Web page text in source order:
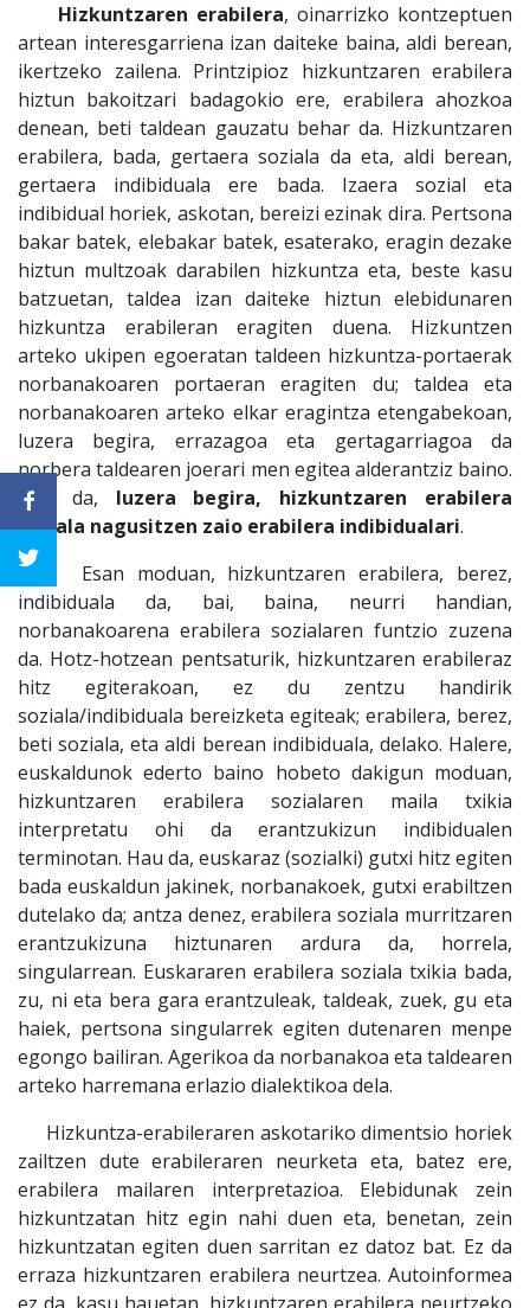
Hizkuntzaren erabilera, oinarrizko kontzeptuen
artean interesgarriena izan daiteke baina, aldi berean,
ikertzeko zailena. Printzipioz hizkuntzaren erabilera
hiztun bakoitzari badagokio ere, erabilera ahozkoa
denean, beti taldean gauzatu behar da. Hizkuntzaren
erabilera, bada, gertaera soziala da eta, aldi berean,
gertaera indibiduala ere bada. Izaera sozial eta
indibidual horiek, askotan, bereizi ezinak dira. Pertsona
bakar batek, elebakar batek, esaterako, eragin dezake
hiztun multzoak darabilen hizkuntza eta, beste kasu
batzuetan, taldea izan daiteke hiztun elebidunaren
hizkuntza erabileran eragiten duena. Hizkuntzen
arteko ukipen egoeratan taldeen hizkuntza-portaerak
norbanakoaren portaeran eragiten du; taldea eta
norbanakoaren arteko elkar eragintza etengabekoan,
luzera begira, errazagoa eta gertagarriagoa da
norbera taldearen joerari men egitea alderantziz baino.
Hau da, luzera begira, hizkuntzaren erabilera
soziala nagusitzen zaio erabilera indibidualari.
Esan moduan, hizkuntzaren erabilera, berez,
indibiduala da, bai, baina, neurri handian,
norbanakoarena erabilera sozialaren funtzio zuzena
da. Hotz-hotzean pentsaturik, hizkuntzaren erabileraz
hitz egiterakoan, ez du zentzu handirik
soziala/indibiduala bereizketa egiteak; erabilera, berez,
beti soziala, eta aldi berean indibiduala, delako. Halere,
euskaldunok ederto baino hobeto dakigun moduan,
hizkuntzaren erabilera sozialaren maila txikia
interpretatu ohi da erantzukizun indibidualen
terminotan. Hau da, euskaraz (sozialki) gutxi hitz egiten
bada euskaldun jakinek, norbanakoek, gutxi erabiltzen
dutelako da; antza denez, erabilera soziala murritzaren
erantzukizuna hiztunaren ardura da, horrela,
singularrean. Euskararen erabilera soziala txikia bada,
zu, ni eta bera gara erantzuleak, taldeak, zuek, gu eta
haiek, pertsona singularrek egiten dutenaren menpe
egongo bailiran. Agerikoa da norbanakoa eta taldearen
arteko harremana erlazio dialektikoa dela.
Hizkuntza-erabileraren askotariko dimentsio horiek
zailtzen dute erabileraren neurketa eta, batez ere,
erabilera mailaren interpretazioa. Elebidunak zein
hizkuntzatan hitz egin nahi duen eta, benetan, zein
hizkuntzatan egiten duen sarritan ez datoz bat. Ez da
erraza hizkuntzaren erabilera neurtzea. Autoinformea